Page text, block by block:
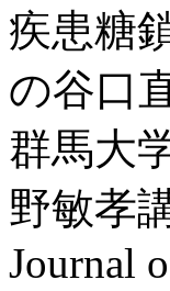
疾患糖
の谷口
群馬大
野敏孝
Journal